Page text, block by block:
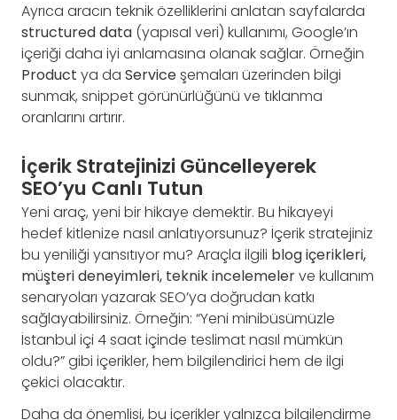
Ayrıca aracın teknik özelliklerini anlatan sayfalarda
structured data (yapısal veri) kullanımı, Google’ın
içeriği daha iyi anlamasına olanak sağlar. Örneğin
Product ya da Serviceşemaları üzerinden bilgi
sunmak, snippet görünürlüğünü ve tıklanma
oranlarını artırır.
İçerik Stratejinizi Güncelleyerek
SEO’yu Canlı Tutun
Yeni araç, yeni bir hikaye demektir. Bu hikayeyi
hedef kitlenize nasıl anlatıyorsunuz? İçerik stratejiniz
bu yeniliği yansıtıyor mu? Araçla ilgili blog içerikleri,
müşteri deneyimleri, teknik incelemelerve kullanım
senaryoları yazarak SEO’ya doğrudan katkı
sağlayabilirsiniz. Örneğin: “Yeni minibüsümüzle
İstanbul içi 4 saat içinde teslimat nasıl mümkün
oldu?” gibi içerikler, hem bilgilendirici hem de ilgi
çekici olacaktır.
Daha da önemlisi, bu içerikler yalnızca bilgilendirme